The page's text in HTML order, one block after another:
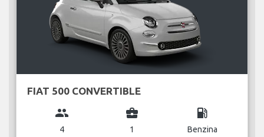
FIAT 500 CONVERTIBLE
group
4
business_center
1
local_gas_station
Benzina